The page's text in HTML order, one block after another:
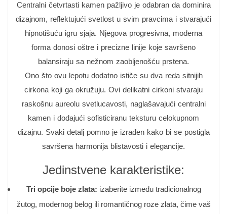
Centralni četvrtasti kamen pažljivo je odabran da dominira
dizajnom, reflektujući svetlost u svim pravcima i stvarajući
hipnotišuću igru sjaja. Njegova progresivna, moderna
forma donosi oštre i precizne linije koje savršeno
balansiraju sa nežnom zaobljenošću prstena.
Ono što ovu lepotu dodatno ističe su dva reda sitnijih
cirkona koji ga okružuju. Ovi delikatni cirkoni stvaraju
raskošnu aureolu svetlucavosti, naglašavajući centralni
kamen i dodajući sofisticiranu teksturu celokupnom
dizajnu. Svaki detalj pomno je izrađen kako bi se postigla
savršena harmonija blistavosti i elegancije.
Jedinstvene karakteristike:
Tri opcije boje zlata: izaberite između tradicionalnog
žutog, modernog belog ili romantičnog roze zlata, čime vaš